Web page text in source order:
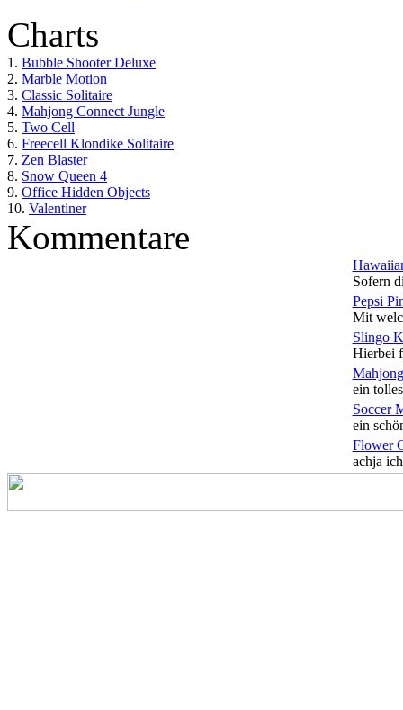
Charts
1. Bubble Shooter Deluxe
2. Marble Motion
3. Classic Solitaire
4. Mahjong Connect Jungle
5. Two Cell
6. Freecell Klondike Solitaire
7. Zen Blaster
8. Snow Queen 4
9. Office Hidden Objects
10. Valentiner
Kommentare
Sofern
Pepsi
Mit
Slingo
Hierbei
ein
Soccer
ein
Flower
achja